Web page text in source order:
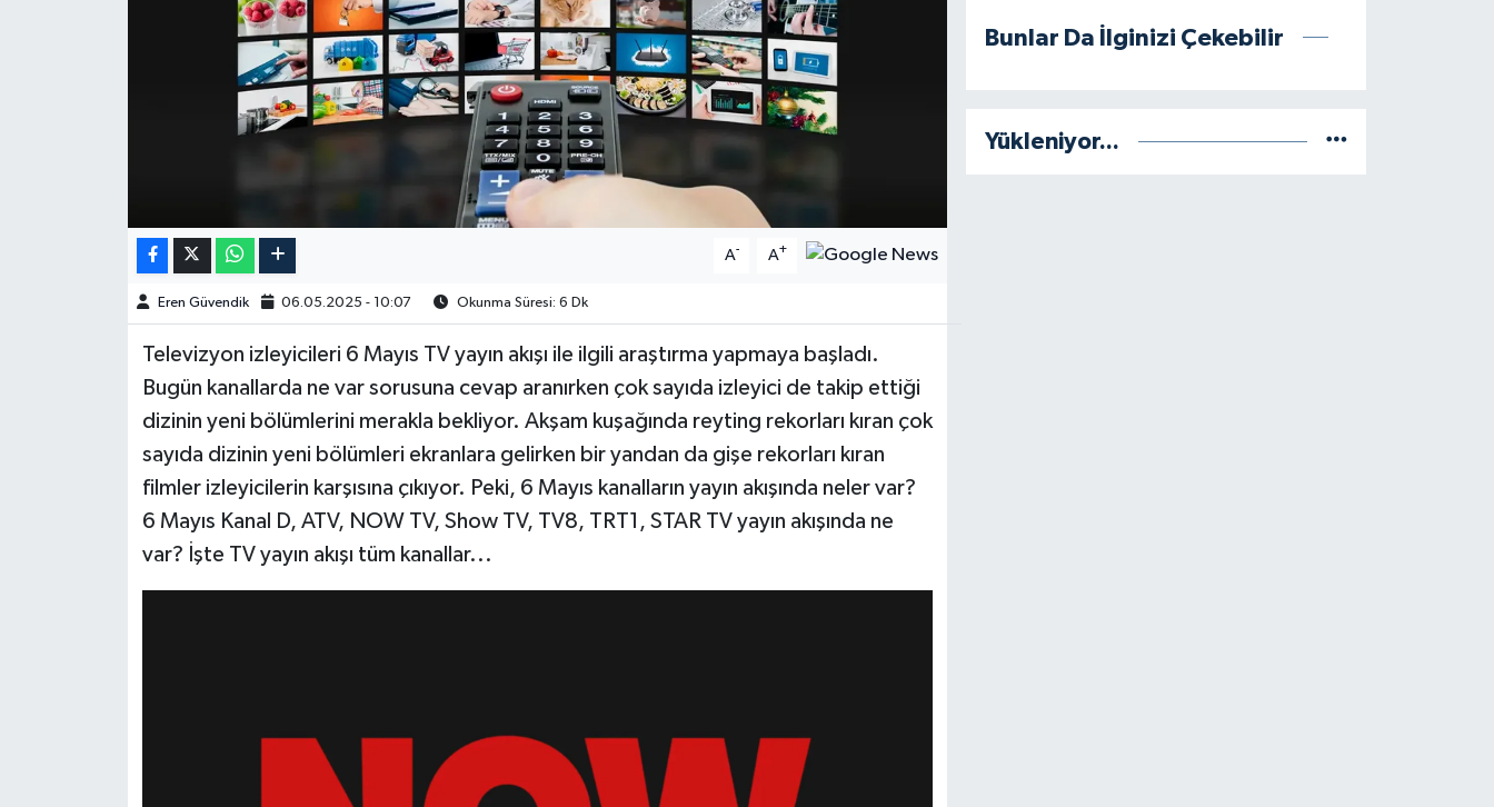
A- A+
Eren Güvendik 06.05.2025 - 10:07 Okunma Süresi: 6 Dk
Televizyon izleyicileri 6 Mayıs TV yayın akışı ile ilgili araştırma yapmaya başladı.
Bugün kanallarda ne var sorusuna cevap aranırken çok sayıda izleyici de takip ettiği
dizinin yeni bölümlerini merakla bekliyor. Akşam kuşağında reyting rekorları kıran çok
sayıda dizinin yeni bölümleri ekranlara gelirken bir yandan da gişe rekorları kıran
filmler izleyicilerin karşısına çıkıyor. Peki, 6 Mayıs kanalların yayın akışında neler var?
6 Mayıs Kanal D, ATV, NOW TV, Show TV, TV8, TRT1, STAR TV yayın akışında ne
var? İşte TV yayın akışı tüm kanallar...
Bunlar Da İlginizi Çekebilir
Yükleniyor...
Kim kimdir?
Kültür Sanat
Yaşam-Çevre